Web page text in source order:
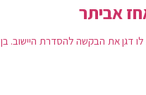
אביתר
דגן את הבקשה להסדרת היישוב. בן